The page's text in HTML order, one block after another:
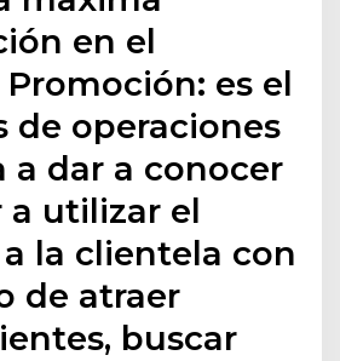
en el
es el
de operaciones
a dar a conocer
a utilizar el
la clientela con
de atraer
buscar